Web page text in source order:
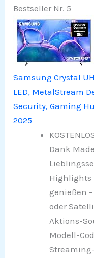
Bestseller Nr. 5
Samsung Crystal
LED, MetalStream
Security, Gaming
2025
Dank
Highlights
genießen
oder
Aktions-
Modell-